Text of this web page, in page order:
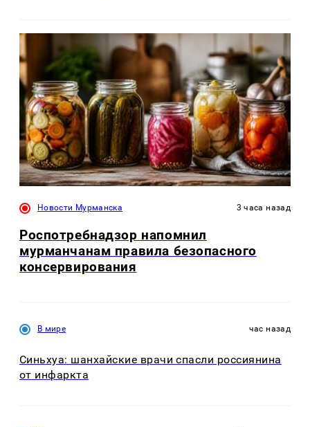
Новости Мурманска 3 часа назад
Роспотребнадзор напомнил
мурманчанам правила безопасного
консервирования
В мире час назад
Синьхуа: шанхайские врачи спасли россиянина
от инфаркта